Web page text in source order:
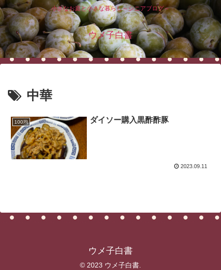
小さなお庭と小さな暮らし～シニアブログ～
ウメ子白書
中華
100均 ダイソー購入黒酢酢豚
2023.09.11
ウメ子白書
© 2023 ウメ子白書.